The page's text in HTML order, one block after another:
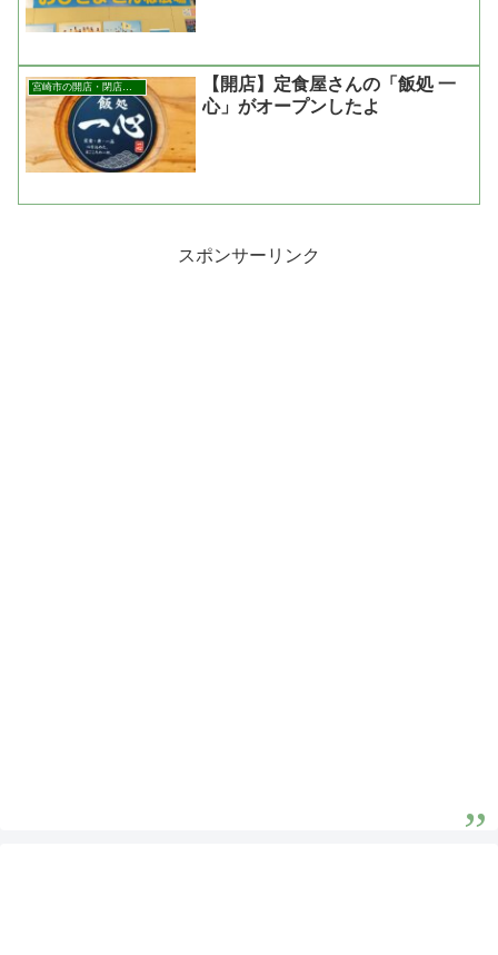
宮崎市の開店・閉店まとめ
【開店】定食屋さんの「飯処 一
心」がオープンしたよ
スポンサーリンク